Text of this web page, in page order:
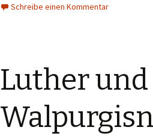
Schreibe einen Kommentar
Luther und